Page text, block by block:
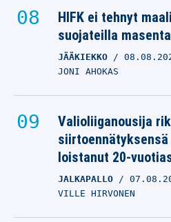
HIFK ei tehnyt
suojateilla
JÄÄKIEKKO
JONI AHOKAS
Valioliiganousija
loistanut 20-
JALKAPALLO
VILLE HIRVONEN